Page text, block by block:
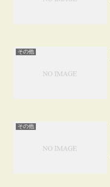
その他
その他